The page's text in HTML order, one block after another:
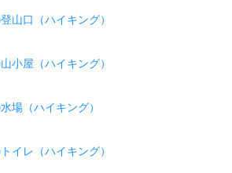
山口（ハイキング）
小屋（ハイキング）
場（ハイキング）
イレ（ハイキング）